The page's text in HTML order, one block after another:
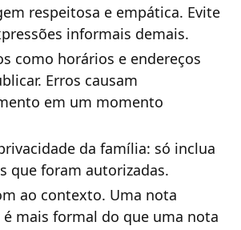
respeitosa e empática. Evite
informais demais.
como horários e endereços
Erros causam
em um momento
da família: só inclua
que foram autorizadas.
ao contexto. Uma nota
mais formal do que uma nota